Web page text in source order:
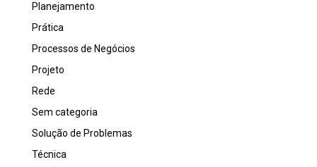
Planejamento
Prática
Processos de Negócios
Projeto
Rede
Sem categoria
Solução de Problemas
Técnica